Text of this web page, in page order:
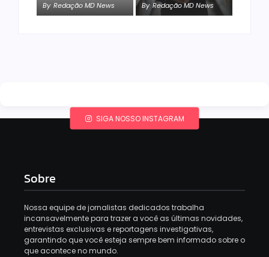
By Redação MD News By Redação MD News
SIGA NOSSO INSTAGRAM
Sobre
Nossa equipe de jornalistas dedicados trabalha
incansavelmente para trazer a você as últimas novidades,
entrevistas exclusivas e reportagens investigativas,
garantindo que você esteja sempre bem informado sobre o
que acontece no mundo.